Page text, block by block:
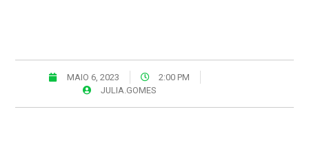
MAIO 6, 2023
2:00 PM
JULIA.GOMES